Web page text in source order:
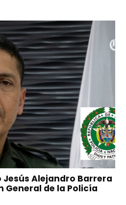
Jesús Alejandro Barrera
General de la Policía